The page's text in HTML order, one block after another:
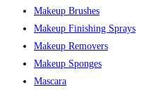
Makeup Brushes
Makeup Finishing Sprays
Makeup Removers
Makeup Sponges
Mascara